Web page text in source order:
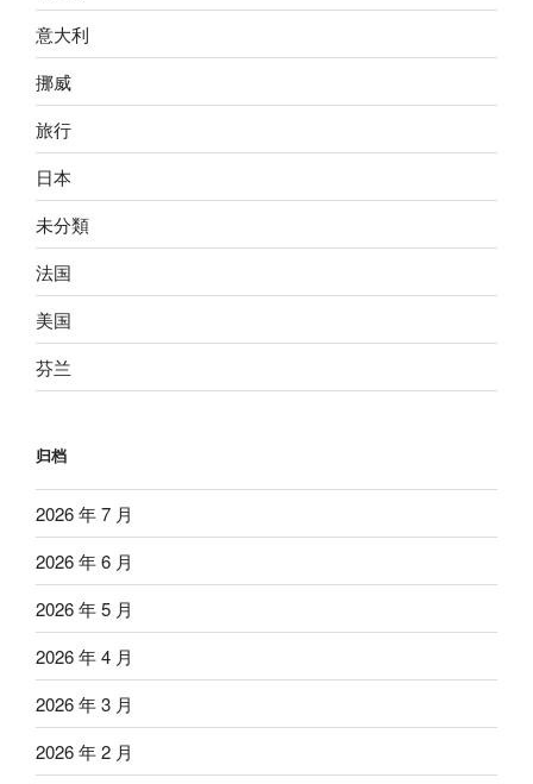
意大利
挪威
旅行
日本
未分類
法国
美国
芬兰
归档
2026 年 7 月
2026 年 6 月
2026 年 5 月
2026 年 4 月
2026 年 3 月
2026 年 2 月